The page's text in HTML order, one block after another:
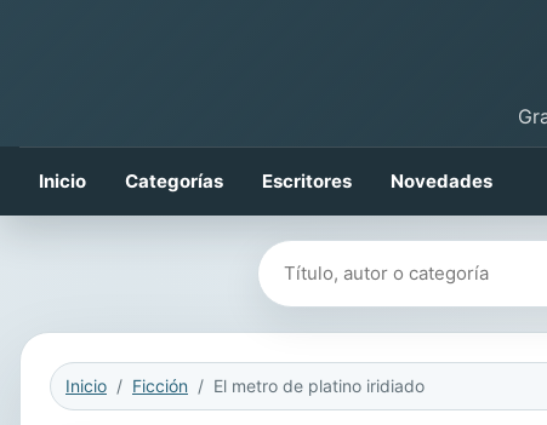
Inicio Categorías Escritores Novedades
Buscar libros
Inicio Ficción El metro de platino iridiado